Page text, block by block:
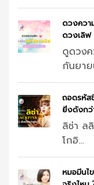
ดวงควา
ดวงเลิฟ
ดูดวงค
กันยาย
ถอดรหัส
ยิ่งดังกว่
ลิซ่า ล
โกอิ...
หมอมีนไ